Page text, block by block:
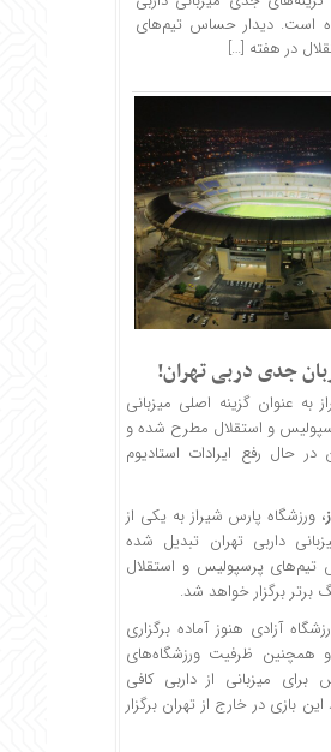
است. دیدار حساس تیم‌های
در هفته […]
جدی دربی تهران!
به عنوان گزینه اصلی میزبانی
و استقلال مطرح شده و
در حال رفع ایرادات استادیوم
،‌ ورزشگاه پارس شیراز به یکی از
داربی تهران تبدیل شده
پرسپولیس و استقلال
برتر برگزار خواهد شد.
آزادی هنوز آماده برگزاری
همچنین ظرفیت ورزشگاه‌های
میزبانی از داربی کافی
بازی در خارج از تهران برگزار